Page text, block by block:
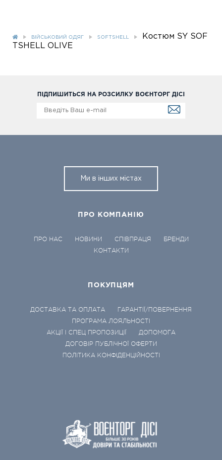
ВІЙСЬКОВИЙ ОДЯГ SOFTSHELL
Костюм SY SOF
TSHELL OLIVE
ПІДПИШИТЬСЯ НА РОЗСИЛКУ ВОЄНТОРГ ДІСІ
Ми в інших містах
ПРО КОМПАНІЮ
ПРО НАС НОВИНИ СПІВПРАЦЯ
БРЕНДИ
КОНТАКТИ
ПОКУПЦЯМ
ДОСТАВКА ТА ОПЛАТА
ГАРАНТІЇ/ПОВЕРНЕННЯ
ПРОГРАМА ЛОЯЛЬНОСТІ
АКЦІЇ І СПЕЦ ПРОПОЗИЦІЇ
ДОПОМОГА
ДОГОВІР ПУБЛІЧНОЇ ОФЕРТИ
ПОЛІТИКА КОНФІДЕНЦІЙНОСТІ